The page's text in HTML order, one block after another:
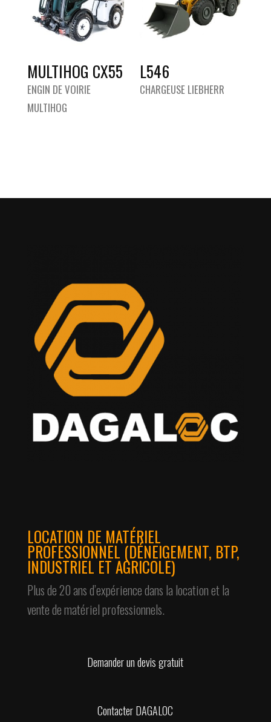
MULTIHOG CX55
ENGIN DE VOIRIE
MULTIHOG
L546
CHARGEUSE LIEBHERR
LOCATION DE MATÉRIEL
PROFESSIONNEL (DÉNEIGEMENT, BTP,
INDUSTRIEL ET AGRICOLE)
Plus de 20 ans d’expérience dans la location et la
vente de matériel professionnels.
Demander un devis gratuit
Contacter DAGALOC